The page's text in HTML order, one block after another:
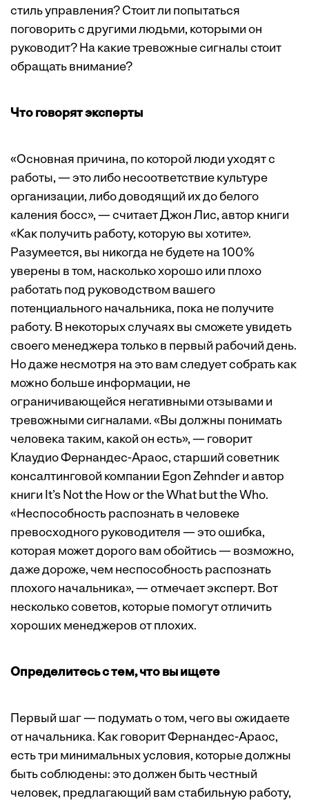
стиль управления? Стоит ли попытаться
поговорить с другими людьми, которыми он
руководит? На какие тревожные сигналы стоит
обращать внимание?
Что говорят эксперты
«Основная причина, по которой люди уходят с
работы, — это либо несоответствие культуре
организации, либо доводящий их до белого
каления босс», — считает Джон Лис, автор книги
«Как получить работу, которую вы хотите».
Разумеется, вы никогда не будете на 100%
уверены в том, насколько хорошо или плохо
работать под руководством вашего
потенциального начальника, пока не получите
работу. В некоторых случаях вы сможете увидеть
своего менеджера только в первый рабочий день.
Но даже несмотря на это вам следует собрать как
можно больше информации, не
ограничивающейся негативными отзывами и
тревожными сигналами. «Вы должны понимать
человека таким, какой он есть», — говорит
Клаудио Фернандес-Араос, старший советник
консалтинговой компании Egon Zehnder и автор
книги It’s Not the How or the What but the Who.
«Неспособность распознать в человеке
превосходного руководителя — это ошибка,
которая может дорого вам обойтись — возможно,
даже дороже, чем неспособность распознать
плохого начальника», — отмечает эксперт. Вот
несколько советов, которые помогут отличить
хороших менеджеров от плохих.
Определитесь с тем, что вы ищете
Первый шаг — подумать о том, чего вы ожидаете
от начальника. Как говорит Фернандес-Араос,
есть три минимальных условия, которые должны
быть соблюдены: это должен быть честный
человек, предлагающий вам стабильную работу,